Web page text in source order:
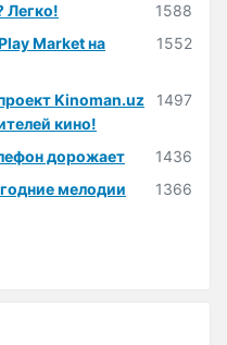
Легко!
1588
Market на
1552
Kinoman.uz
кино!
1497
дорожает
1436
мелодии
1366